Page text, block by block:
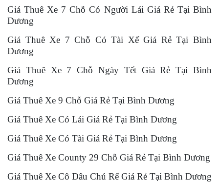
Giá Thuê Xe 7 Chỗ Có Người Lái Giá Rẻ Tại Bình
Dương
Giá Thuê Xe 7 Chỗ Có Tài Xế Giá Rẻ Tại Bình
Dương
Giá Thuê Xe 7 Chỗ Ngày Tết Giá Rẻ Tại Bình
Dương
Giá Thuê Xe 9 Chỗ Giá Rẻ Tại Bình Dương
Giá Thuê Xe Có Lái Giá Rẻ Tại Bình Dương
Giá Thuê Xe Có Tài Giá Rẻ Tại Bình Dương
Giá Thuê Xe County 29 Chỗ Giá Rẻ Tại Bình Dương
Giá Thuê Xe Cô Dâu Chú Rể Giá Rẻ Tại Bình Dương